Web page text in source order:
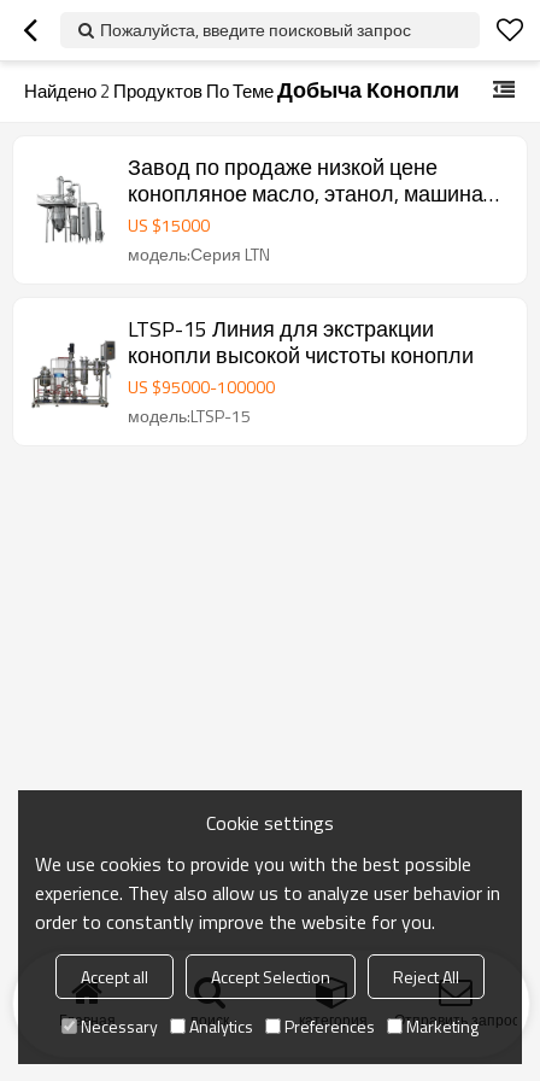
Пожалуйста, введите поисковый запрос
Найдено2 Продуктов По ТемеДобыча Конопли
Завод по продаже низкой цене
конопляное масло, этанол, машина
для извлечения
US $15000
модель:Серия LTN
LTSP-15 Линия для экстракции
конопли высокой чистоты конопли
US $95000-100000
модель:LTSP-15
Главная поиск категория Отправить запрос
Cookie settings
We use cookies to provide you with the best possible
experience. They also allow us to analyze user behavior in
order to constantly improve the website for you.
Accept all Accept Selection
Reject All
Necessary
Analytics Preferences Marketing